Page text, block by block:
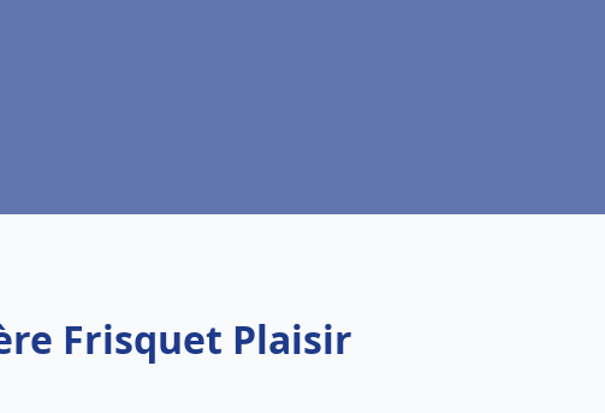
Frisquet Plaisir